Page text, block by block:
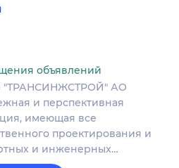
объявлений
"ТРАНСИНЖСТРОЙ" АО
и перспективная
имеющая все
проектирования и
и инженерных…